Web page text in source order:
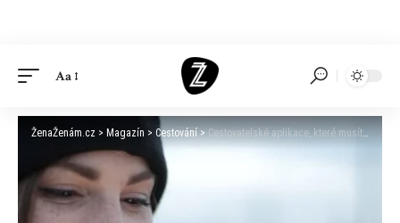
Aa
ŽenaŽenám.cz > Magazín > Cestování>Cestovatelské aplikace, které musíte mít